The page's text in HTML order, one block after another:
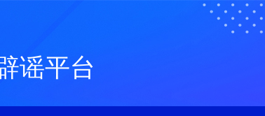
谣平台